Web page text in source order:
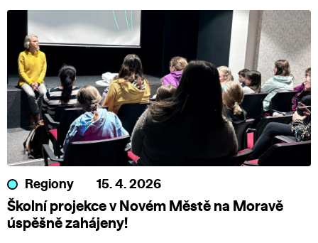
Regiony 15. 4. 2026
Školní projekce v Novém Městě na Moravě
úspěšně zahájeny!